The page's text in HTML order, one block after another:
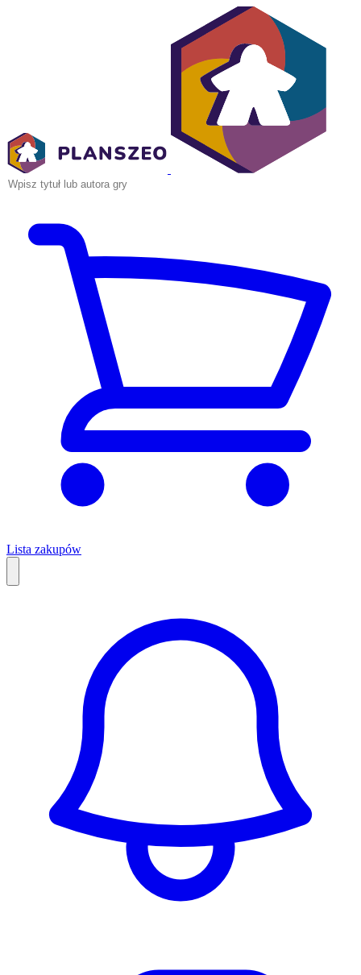
Lista zakupów